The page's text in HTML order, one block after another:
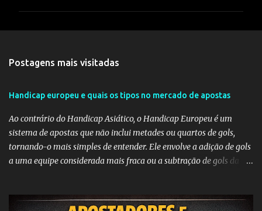
o
s
Postagens mais visitadas
Handicap europeu e quais os tipos no mercado de apostas
Ao contrário do Handicap Asiático, o Handicap Europeu é um
sistema de apostas que não inclui metades ou quartos de gols,
tornando-o mais simples de entender. Ele envolve a adição de gols
a uma equipe considerada mais fraca ou a subtração de gols da
tornando-os mais atraentes para os apostadores. Aqui estão